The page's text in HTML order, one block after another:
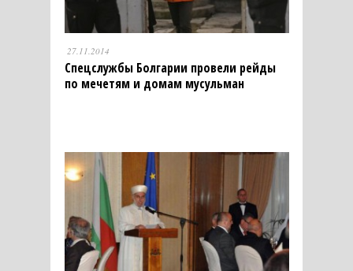
27.11.2014
Спецслужбы Болгарии провели рейды
по мечетям и домам мусульман